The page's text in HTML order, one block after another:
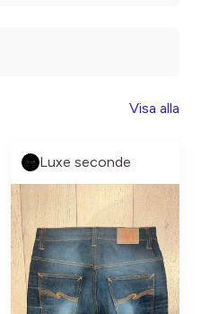
Visa alla
Luxe seconde